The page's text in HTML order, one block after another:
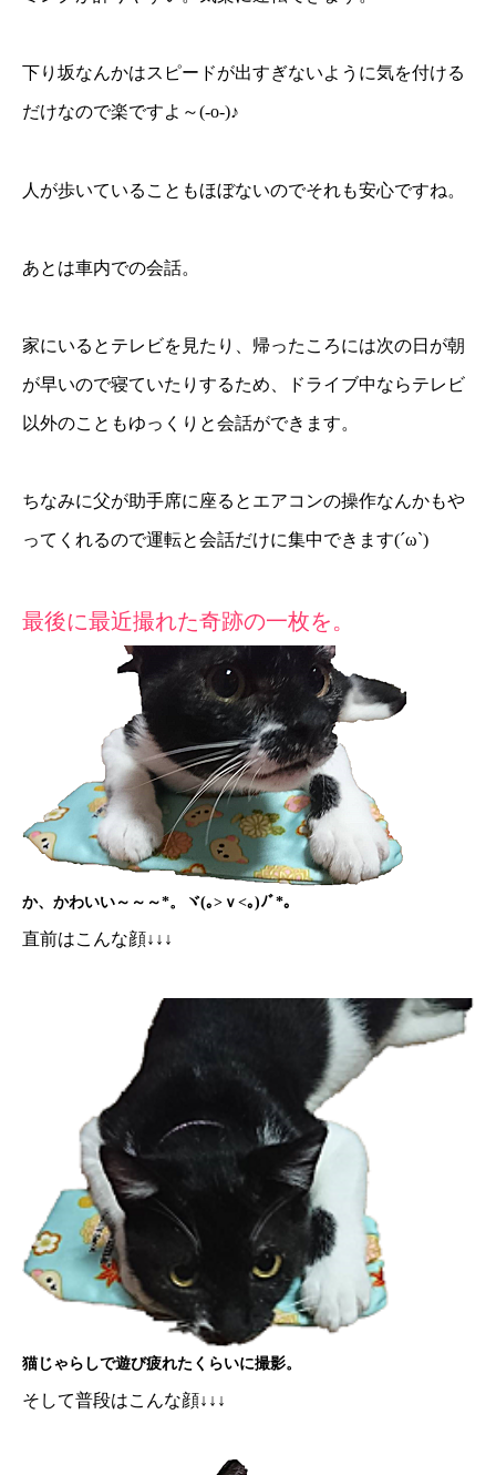
下り坂なんかはスピードが出すぎないように気を付ける
だけなので楽ですよ～(-o-)♪
人が歩いていることもほぼないのでそれも安心ですね。
あとは車内での会話。
家にいるとテレビを見たり、帰ったころには次の日が朝
が早いので寝ていたりするため、ドライブ中ならテレビ
以外のこともゆっくりと会話ができます。
ちなみに父が助手席に座るとエアコンの操作なんかもや
ってくれるので運転と会話だけに集中できます(´ω`)
最後に最近撮れた奇跡の一枚を。
か、かわいい～～～*。ヾ(｡>ｖ<｡)ﾉﾞ*。
直前はこんな顔↓↓↓
猫じゃらしで遊び疲れたくらいに撮影。
そして普段はこんな顔↓↓↓